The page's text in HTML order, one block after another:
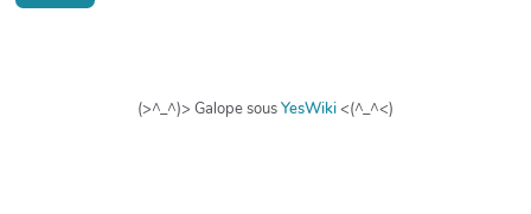
(>^_^)> Galope sousYesWiki<(^_^<)